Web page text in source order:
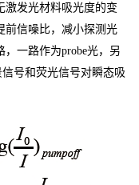
激发光材料吸光度的变
前信噪比，减小探测光
一路作为probe光，另
号和荧光信号对瞬态吸